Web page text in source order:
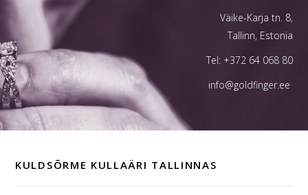
Väike-Karja tn. 8,
Tallinn, Estonia
Tel: +372 64 068 80
info@goldfinger.ee
KULDSÕRME KULLAÄRI TALLINNAS